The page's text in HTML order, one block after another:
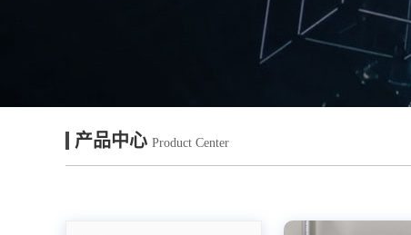
产品中心 Product Center